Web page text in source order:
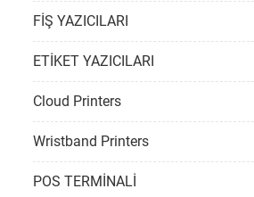
FİŞ YAZICILARI
ETİKET YAZICILARI
Cloud Printers
Wristband Printers
POS TERMİNALİ